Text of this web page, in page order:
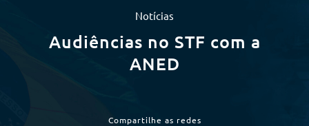
Notícias
Audiências no STF com a
ANED
Compartilhe as redes